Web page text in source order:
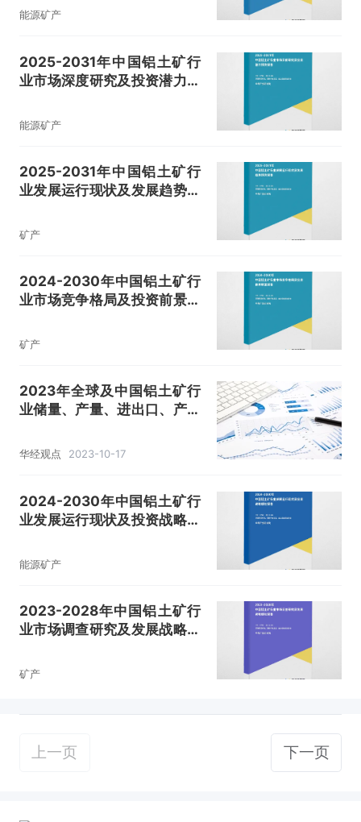
能源矿产
2025-2031年中国铝土矿行
业市场深度研究及投资潜力预
能源矿产
2025-2031年中国铝土矿行
业发展运行现状及发展趋势预
矿产
2024-2030年中国铝土矿行
业市场竞争格局及投资前景展
矿产
2023年全球及中国铝土矿行
业储量、产量、进出口、产业
「图」
华经观点 2023-10-17
2024-2030年中国铝土矿行
业发展运行现状及投资战略规
能源矿产
2023-2028年中国铝土矿行
业市场调查研究及发展战略规
矿产
上一页 下一页